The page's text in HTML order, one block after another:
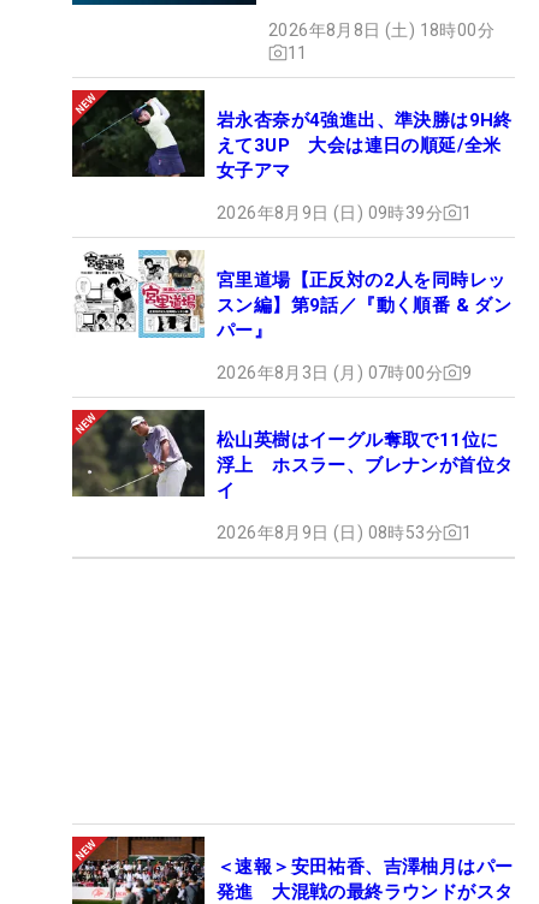
2026年8月8日 (土) 18時00分
11
岩永杏奈が4強進出、準決勝は9H終
えて3UP 大会は連日の順延/全米
女子アマ
2026年8月9日 (日) 09時39分 1
宮里道場【正反対の2人を同時レッ
スン編】第9話／『動く順番 & ダン
パー』
2026年8月3日 (月) 07時00分 9
松山英樹はイーグル奪取で11位に
浮上 ホスラー、ブレナンが首位タ
イ
2026年8月9日 (日) 08時53分 1
＜速報＞安田祐香、吉澤柚月はパー
発進 大混戦の最終ラウンドがスタ